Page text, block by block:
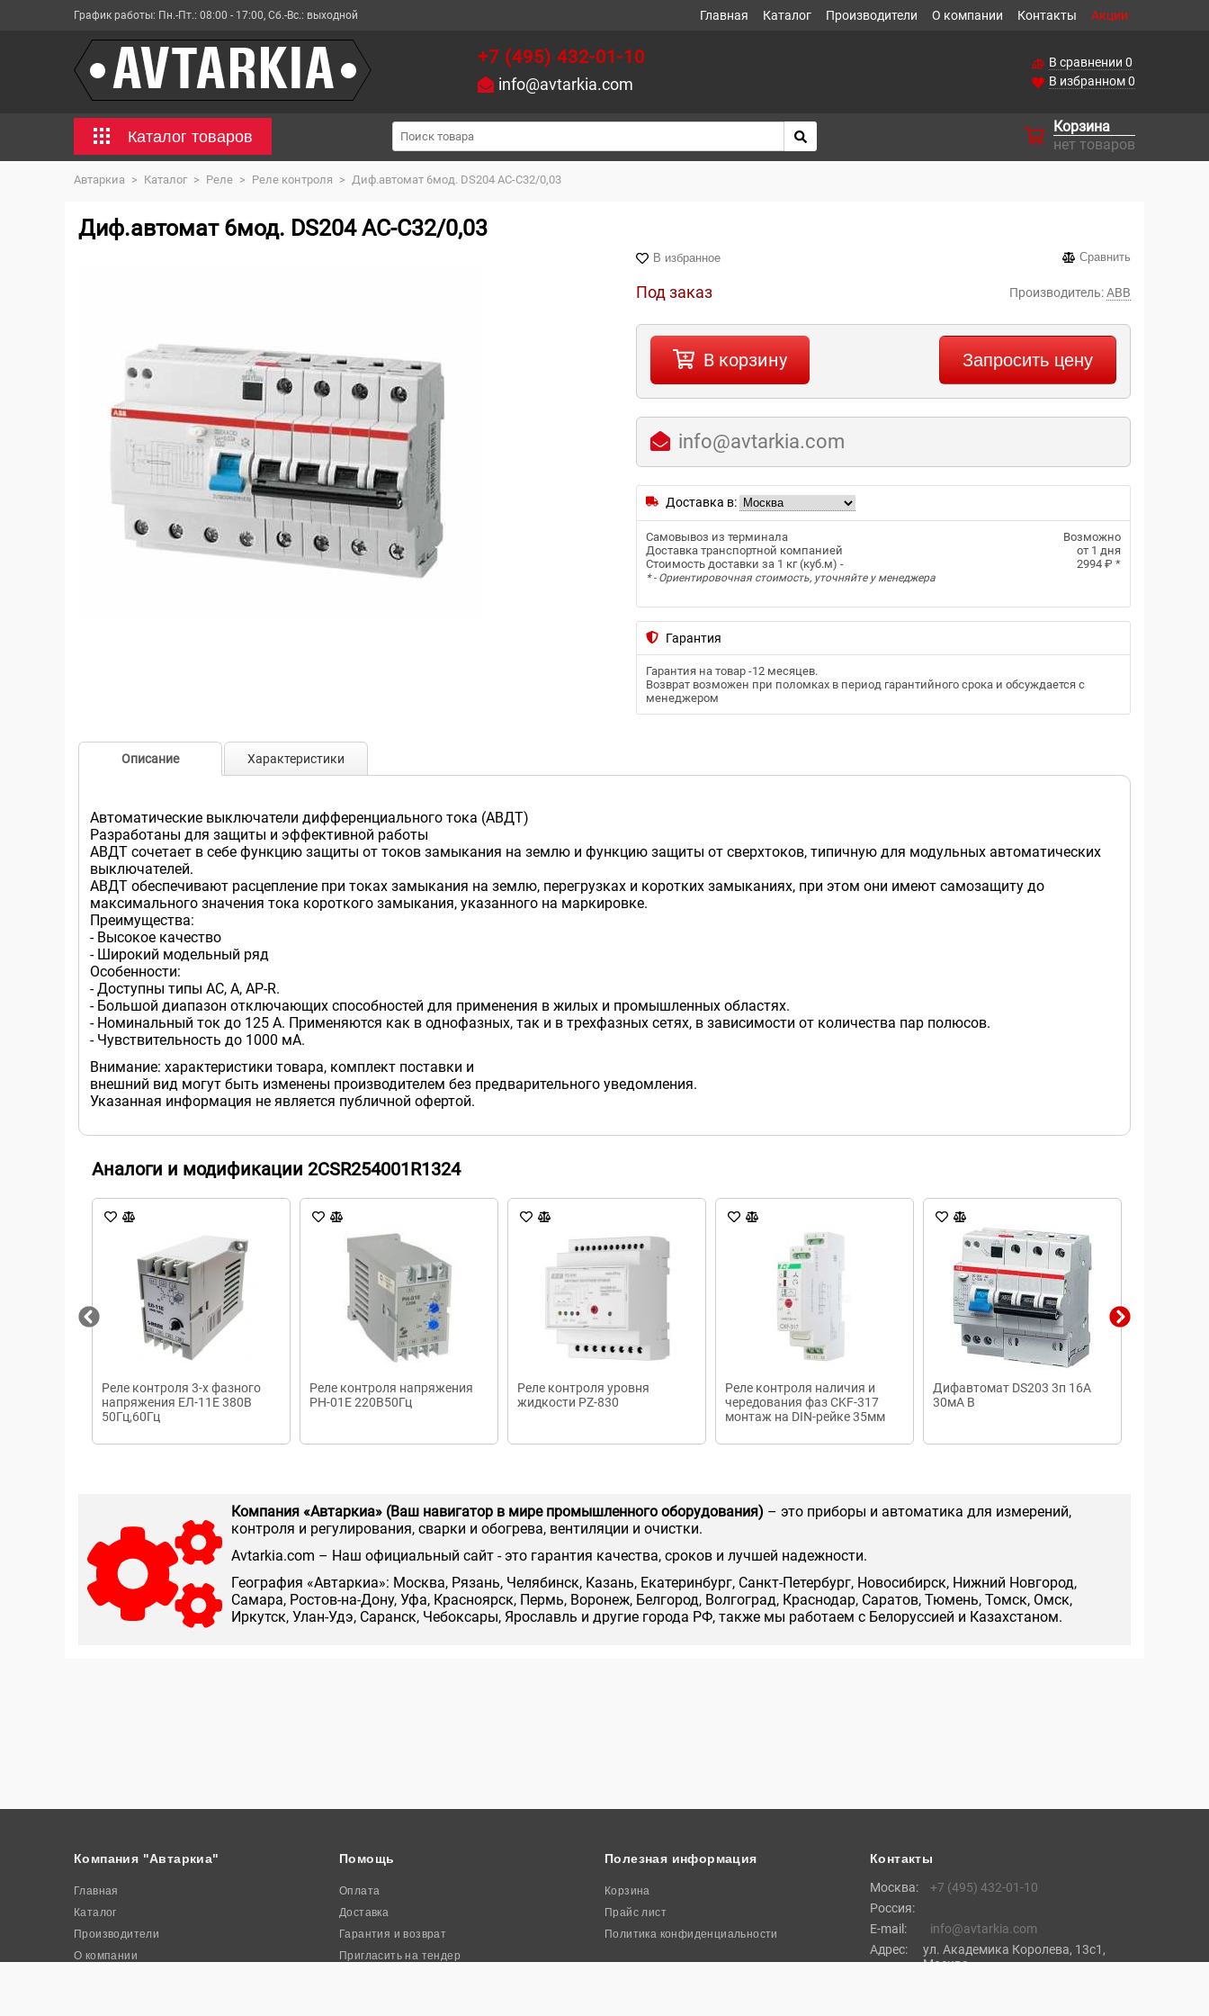
График работы: Пн.-Пт.: 08:00 - 17:00, Сб.-Вс.: выходной Главная Каталог Производители О компании Контакты Акции
+7 (495) 432-01-10
info@avtarkia.com
В сравнении 0
В избранном0
Каталог товаров
Корзина
нет товаров
Автаркиа > Каталог > Реле > Реле контроля > Диф.автомат 6мод. DS204 AC-C32/0,03
Диф.автомат 6мод. DS204 AC-C32/0,03
В избранное Сравнить
Под заказ Производитель:ABB
В корзину Запросить цену
info@avtarkia.com
Доставка в:
Самовывоз из терминала
Возможно
Доставка транспортной компанией
от 1 дня
Стоимость доставки за 1 кг (куб.м) -
2994 ₽ *
* - Ориентировочная стоимость, уточняйте у менеджера
Гарантия
Гарантия на товар -12 месяцев.
Возврат возможен при поломках в период гарантийного срока и обсуждается с
менеджером
Описание Характеристики
Автоматические выключатели дифференциального тока (АВДТ)
Разработаны для защиты и эффективной работы
АВДТ сочетает в себе функцию защиты от токов замыкания на землю и функцию защиты от сверхтоков, типичную для модульных автоматических
выключателей.
АВДТ обеспечивают расцепление при токах замыкания на землю, перегрузках и коротких замыканиях, при этом они имеют самозащиту до
максимального значения тока короткого замыкания, указанного на маркировке.
Преимущества:
- Высокое качество
- Широкий модельный ряд
Особенности:
- Доступны типы AC, A, AP-R.
- Большой диапазон отключающих способностей для применения в жилых и промышленных областях.
- Номинальный ток до 125 А. Применяются как в однофазных, так и в трехфазных сетях, в зависимости от количества пар полюсов.
- Чувствительность до 1000 мА.
Внимание: характеристики товара, комплект поставки и
внешний вид могут быть изменены производителем без предварительного уведомления.
Указанная информация не является публичной офертой.
Аналоги и модификации 2CSR254001R1324
Реле контроля 3-х фазного
напряжения ЕЛ-11Е 380В
50Гц,60Гц
Реле контроля напряжения
РН-01Е 220В50Гц
Реле контроля уровня
жидкости PZ-830
Реле контроля наличия и
чередования фаз CKF-317
монтаж на DIN-рейке 35мм
отключения 3х400/230+N 8А
Дифавтомат DS203 3п 16А
30мА В
Компания «Автаркиа» (Ваш навигатор в мире промышленного оборудования) – это приборы и автоматика для измерений,
контроля и регулирования, сварки и обогрева, вентиляции и очистки.
Аvtarkia.com – Наш официальный сайт - это гарантия качества, сроков и лучшей надежности.
География «Автаркиа»: Москва, Рязань, Челябинск, Казань, Екатеринбург, Санкт-Петербург, Новосибирск, Нижний Новгород,
Самара, Ростов-на-Дону, Уфа, Красноярск, Пермь, Воронеж, Белгород, Волгоград, Краснодар, Саратов, Тюмень, Томск, Омск,
Иркутск, Улан-Удэ, Саранск, Чебоксары, Ярославль и другие города РФ, также мы работаем с Белоруссией и Казахстаном.
Компания "Автаркиа"
Главная
Каталог
Производители
О компании
Помощь
Оплата
Доставка
Гарантия и возврат
Пригласить на тендер
Полезная информация
Корзина
Прайс лист
Политика конфиденциальности
Контакты
Москва:
+7 (495) 432-01-10
Россия:
E-mail:
info@avtarkia.com
Адрес:
ул. Академика Королева, 13с1,
Москва